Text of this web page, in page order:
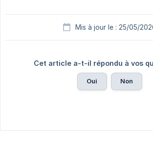
Mis à jour le : 25/05/
Cet article a-t-il répondu à vos
Oui Non